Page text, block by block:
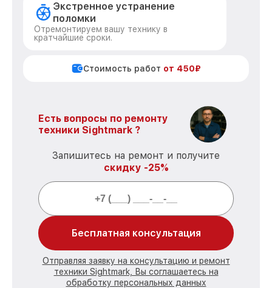
Экстренное устранение
поломки
Отремонтируем вашу технику в
кратчайшие сроки.
Стоимость работ от 450₽
Есть вопросы по ремонту
техники Sightmark ?
Запишитесь на ремонт и получите
скидку -25%
Бесплатная консультация
Отправляя заявку на консультацию и ремонт
техники Sightmark, Вы соглашаетесь на
обработку персональных данных